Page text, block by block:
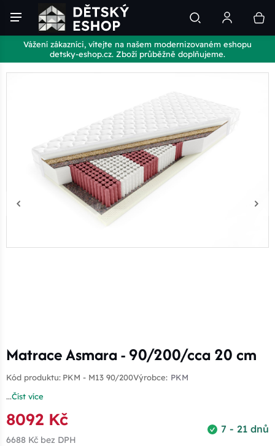
Vážení zákazníci, vítejte na našem modernizovaném eshopu
detsky-eshop.cz. Zboží průběžně doplňujeme.
Matrace Asmara - 90/200/cca 20 cm
Kód produktu: PKM - M13 90/200Výrobce: PKM
...Číst více
7 - 21 dnů
8092 Kč
6688 Kč bez DPH